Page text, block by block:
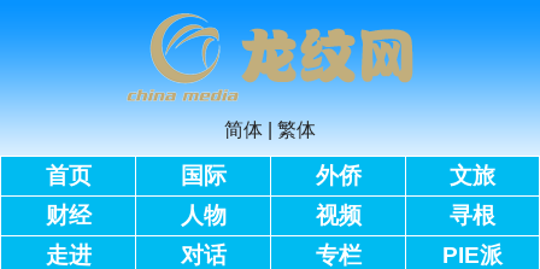
简体 繁体
首页 国际 外侨
文旅
财经
人物 视频
寻根
走进
对话 专栏 PIE派